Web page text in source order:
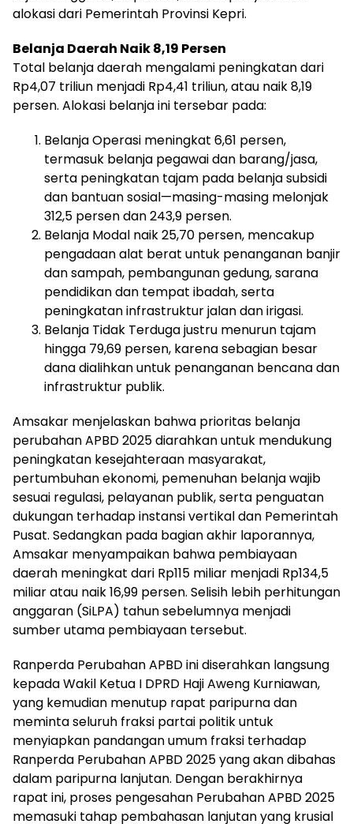
alokasi dari Pemerintah Provinsi Kepri.
Belanja Daerah Naik 8,19 Persen
Total belanja daerah mengalami peningkatan dari
Rp4,07 triliun menjadi Rp4,41 triliun, atau naik 8,19
persen. Alokasi belanja ini tersebar pada:
Belanja Operasi meningkat 6,61 persen,
termasuk belanja pegawai dan barang/jasa,
serta peningkatan tajam pada belanja subsidi
dan bantuan sosial—masing-masing melonjak
312,5 persen dan 243,9 persen.
Belanja Modal naik 25,70 persen, mencakup
pengadaan alat berat untuk penanganan banjir
dan sampah, pembangunan gedung, sarana
pendidikan dan tempat ibadah, serta
peningkatan infrastruktur jalan dan irigasi.
Belanja Tidak Terduga justru menurun tajam
hingga 79,69 persen, karena sebagian besar
dana dialihkan untuk penanganan bencana dan
infrastruktur publik.
Amsakar menjelaskan bahwa prioritas belanja
perubahan APBD 2025 diarahkan untuk mendukung
peningkatan kesejahteraan masyarakat,
pertumbuhan ekonomi, pemenuhan belanja wajib
sesuai regulasi, pelayanan publik, serta penguatan
dukungan terhadap instansi vertikal dan Pemerintah
Pusat. Sedangkan pada bagian akhir laporannya,
Amsakar menyampaikan bahwa pembiayaan
daerah meningkat dari Rp115 miliar menjadi Rp134,5
miliar atau naik 16,99 persen. Selisih lebih perhitungan
anggaran (SiLPA) tahun sebelumnya menjadi
sumber utama pembiayaan tersebut.
Ranperda Perubahan APBD ini diserahkan langsung
kepada Wakil Ketua I DPRD Haji Aweng Kurniawan,
yang kemudian menutup rapat paripurna dan
meminta seluruh fraksi partai politik untuk
menyiapkan pandangan umum fraksi terhadap
Ranperda Perubahan APBD 2025 yang akan dibahas
dalam paripurna lanjutan. Dengan berakhirnya
rapat ini, proses pengesahan Perubahan APBD 2025
memasuki tahap pembahasan lanjutan yang krusial